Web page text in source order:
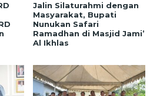
Jalin Silaturahmi dengan
Masyarakat, Bupati
Nunukan Safari
Ramadhan di Masjid Jami’
Al Ikhlas